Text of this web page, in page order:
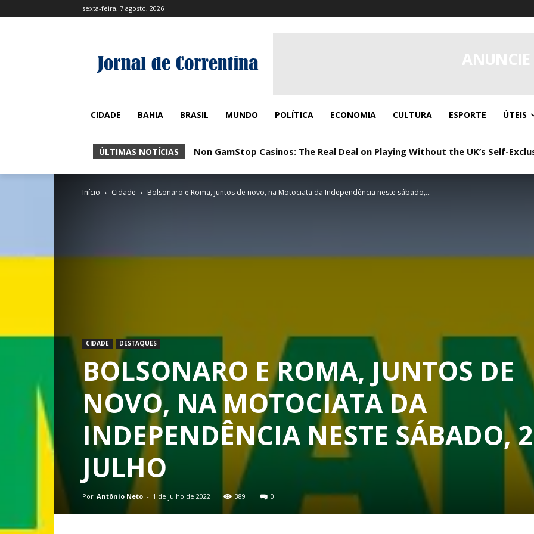
sexta-feira, 7 agosto, 2026
CIDADE BAHIA BRASIL MUNDO POLÍTICA ECONOMIA CULTURA ESPORTE ÚTEIS
ÚLTIMAS NOTÍCIAS Non GamStop Casinos: The Real Deal on Playing Without the UK’s Self-
No KYC Casinos: Real Play, Zero Paperwork
Início Cidade Bolsonaro e Roma, juntos de novo, na Motociata da Independência neste sábado,...
CIDADE DESTAQUES
BOLSONARO E ROMA, JUNTOS DE
NOVO, NA MOTOCIATA DA
INDEPENDÊNCIA NESTE SÁBADO,
JULHO
Por Antônio Neto - 1 de julho de 2022 389 0